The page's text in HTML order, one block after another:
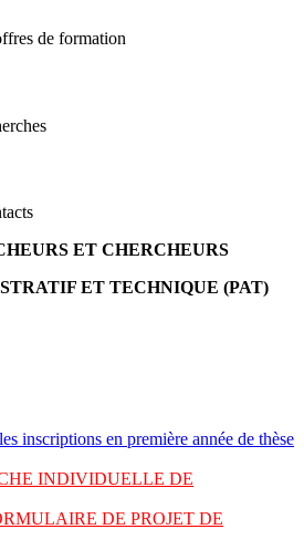
de formation
ET CHERCHEURS
ET TECHNIQUE (PAT)
inscriptions en première année de thèse
INDIVIDUELLE DE
DE PROJET DE